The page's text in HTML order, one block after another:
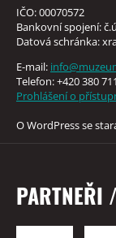
IČO: 00070572
Bankovní spojení:
Datová schránka:
E-mail:
Telefon: +420 380
Prohlášení o
O WordPress se
PARTNEŘI